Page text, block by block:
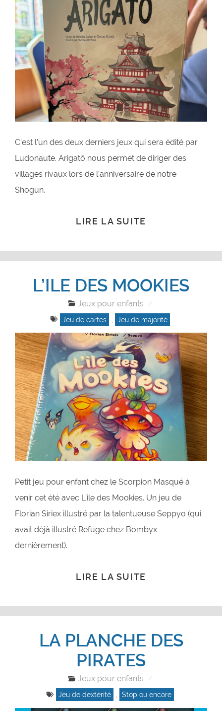
C’est l’un des deux derniers jeux qui sera édité par
Ludonaute. Arigatō nous permet de diriger des
villages rivaux lors de l’anniversaire de notre
Shogun.
LIRE LA SUITE
L’ILE DES MOOKIES
Jeux pour enfants
Jeu de cartes Jeu de majorité
Petit jeu pour enfant chez le Scorpion Masqué à
venir cet été avec L’ile des Mookies. Un jeu de
Florian Siriex illustré par la talentueuse Seppyo (qui
avait déjà illustré Refuge chez Bombyx
dernièrement).
LIRE LA SUITE
LA PLANCHE DES
PIRATES
Jeux pour enfants
Jeu de dextérité , Stop ou encore